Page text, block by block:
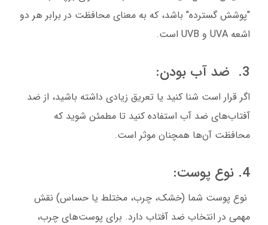
"پوشش گسترده" باشد، که به معنای محافظت در برابر هر دو
اشعه UVA و UVB است.
3. ضد آب بودن:
اگر قرار است شنا کنید یا تعریق زیادی داشته باشید، از ضد
آفتاب‌های ضد آب استفاده کنید تا مطمئن شوید که
محافظت آن‌ها همچنان موثر است.
4. نوع پوست:
نوع پوست شما (خشک، چرب، مختلط یا حساس) نقش
مهمی در انتخاب ضد آفتاب دارد. برای پوست‌های چرب،